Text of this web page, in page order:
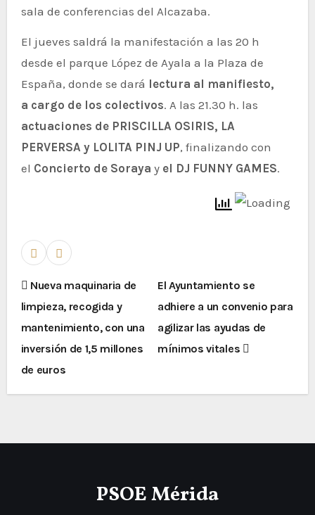
sala de conferencias del Alcazaba.
El jueves saldrá la manifestación a las 20 h
desde el parque López de Ayala a la Plaza de
España, donde se dará lectura al manifiesto,
a cargo de los colectivos. A las 21.30 h. las
actuaciones de PRISCILLA OSIRIS, LA
PERVERSA y LOLITA PINJ UP, finalizando con
el Concierto de Soraya y el DJ FUNNY GAMES.
Nueva maquinaria de
limpieza, recogida y
mantenimiento, con una
inversión de 1,5 millones
de euros
El Ayuntamiento se
adhiere a un convenio para
agilizar las ayudas de
mínimos vitales
PSOE Mérida